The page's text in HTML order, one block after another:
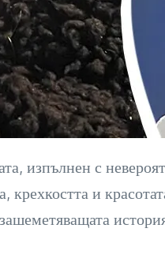
изпълнен с
и